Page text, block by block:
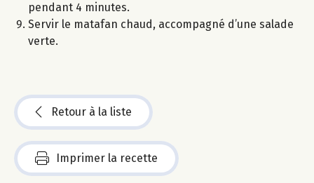
pendant 4 minutes.
Servir le matafan chaud, accompagné d’une salade
verte.
Retour à la liste
Imprimer la recette